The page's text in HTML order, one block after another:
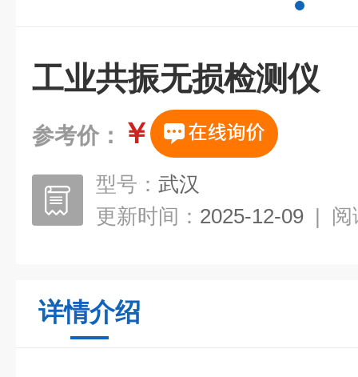
工业共振无损检测仪
参考价： ￥
型号： 武汉
更新时间： 2025-12-09 | 阅
详情介绍